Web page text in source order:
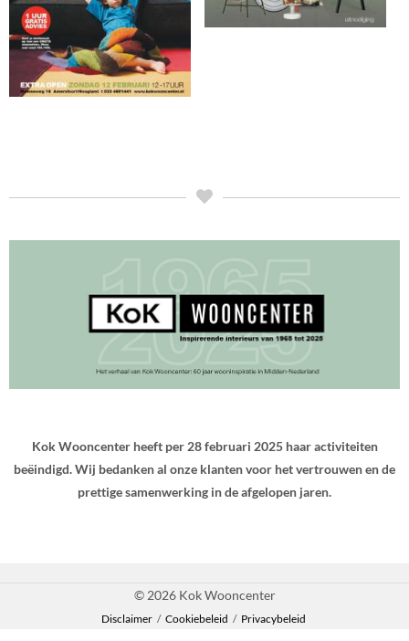
Kok Wooncenter heeft per 28 februari 2025 haar activiteiten
beëindigd. Wij bedanken al onze klanten voor het vertrouwen en de
prettige samenwerking in de afgelopen jaren.
© 2026 Kok Wooncenter
Disclaimer / Cookiebeleid / Privacybeleid